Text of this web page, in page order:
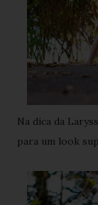
Na dica da
para um look